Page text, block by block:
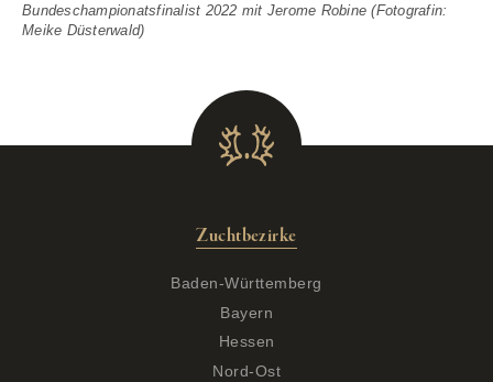
Bundeschampionatsfinalist 2022 mit Jerome Robine (Fotografin:
Meike Düsterwald)
Zuchtbezirke
Baden-Württemberg
Bayern
Hessen
Nord-Ost